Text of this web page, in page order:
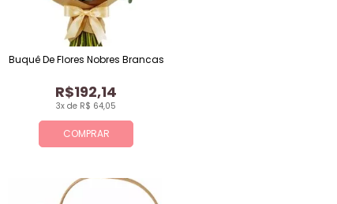
COMPRAR
3x de R$ 64,05
R$192,14
Buquê De Flores Nobres Brancas